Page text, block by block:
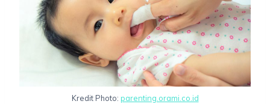
Kredit Photo: parenting.orami.co.id